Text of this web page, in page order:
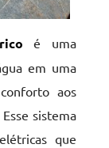
é uma
em uma
aos
sistema
que